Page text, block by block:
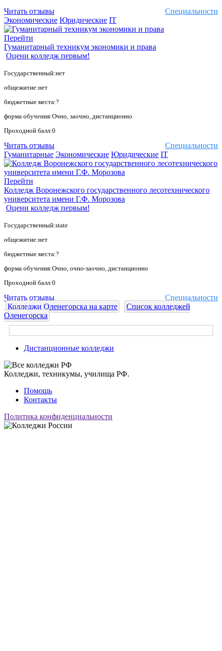
Специальности
Читать отзывы
Экономические Юридические IT
Перейти
Гуманитарный техникум экономики и права
Оцени колледж первым!
Государственный:нет
общежитие:нет
бюджетные места:?
форма обучения:Очно, заочно, дистанционно
Проходной балл:0
Специальности
Читать отзывы
Гуманитарные Экономические Юридические IT
Перейти
Колледж Воронежского государственного лесотехнического
университета имени Г.Ф. Морозова
Оцени колледж первым!
Государственный:state
общежитие:нет
бюджетные места:?
форма обучения:Очно, очно-заочно, дистанционно
Проходной балл:0
Специальности
Читать отзывы
Колледжи Оленегорска на карте
Список колледжей
Оленегорска
Дистанционные колледжи
Колледжи, техникумы, училища РФ.
Помощь
Контакты
Политика конфиденциальности